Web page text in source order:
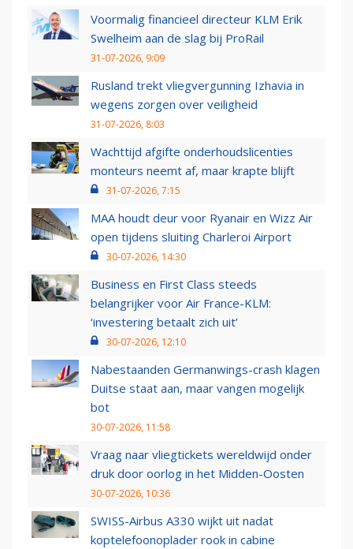
Voormalig financieel directeur KLM Erik
Swelheim aan de slag bij ProRail
31-07-2026, 9:09
Rusland trekt vliegvergunning Izhavia in
wegens zorgen over veiligheid
31-07-2026, 8:03
Wachttijd afgifte onderhoudslicenties
monteurs neemt af, maar krapte blijft
31-07-2026, 7:15
MAA houdt deur voor Ryanair en Wizz Air
open tijdens sluiting Charleroi Airport
30-07-2026, 14:30
Business en First Class steeds
belangrijker voor Air France-KLM:
‘investering betaalt zich uit’
30-07-2026, 12:10
Nabestaanden Germanwings-crash klagen
Duitse staat aan, maar vangen mogelijk
bot
30-07-2026, 11:58
Vraag naar vliegtickets wereldwijd onder
druk door oorlog in het Midden-Oosten
30-07-2026, 10:36
SWISS-Airbus A330 wijkt uit nadat
koptelefoonoplader rook in cabine